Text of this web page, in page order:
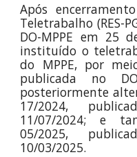
Após
Teletrabalho (RES-
DO-MPPE em 25
instituído o
do MPPE, por
publicada no
posteriormente
17/2024,
11/07/2024; e
05/2025,
10/03/2025.